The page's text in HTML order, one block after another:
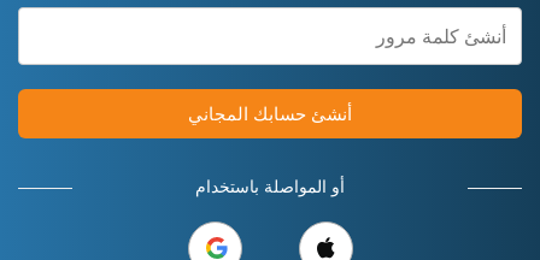
أنشئ حسابك المجاني
أو المواصلة باستخدام